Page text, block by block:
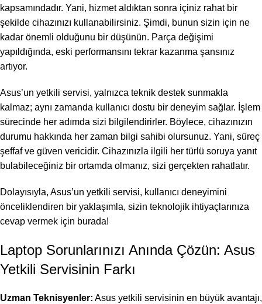
kapsamındadır. Yani, hizmet aldıktan sonra içiniz rahat bir
şekilde cihazınızı kullanabilirsiniz. Şimdi, bunun sizin için ne
kadar önemli olduğunu bir düşünün. Parça değişimi
yapıldığında, eski performansını tekrar kazanma şansınız
artıyor.
Asus’un yetkili servisi, yalnızca teknik destek sunmakla
kalmaz; aynı zamanda kullanıcı dostu bir deneyim sağlar. İşlem
sürecinde her adımda sizi bilgilendirirler. Böylece, cihazınızın
durumu hakkında her zaman bilgi sahibi olursunuz. Yani, süreç
şeffaf ve güven vericidir. Cihazınızla ilgili her türlü soruya yanıt
bulabileceğiniz bir ortamda olmanız, sizi gerçekten rahatlatır.
Dolayısıyla, Asus’un yetkili servisi, kullanıcı deneyimini
önceliklendiren bir yaklaşımla, sizin teknolojik ihtiyaçlarınıza
cevap vermek için burada!
Laptop Sorunlarınızı Anında Çözün: Asus
Yetkili Servisinin Farkı
Uzman Teknisyenler: Asus yetkili servisinin en büyük avantajı,